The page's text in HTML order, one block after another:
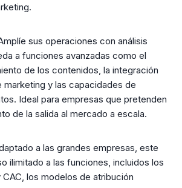
sus operaciones con análisis
a funciones avanzadas como el
de los contenidos, la integración
y las capacidades de
Ideal para empresas que pretenden
de la salida al mercado a escala.
a las grandes empresas, este
ilimitado a las funciones, incluidos los
los modelos de atribución